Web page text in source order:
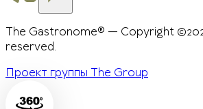
The Gastronome® — Copyright
reserved.
Проект группы The Group